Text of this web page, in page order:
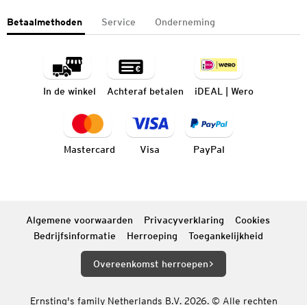
Betaalmethoden Service Onderneming
In de winkel Achteraf betalen iDEAL | Wero
Mastercard Visa PayPal
Algemene voorwaarden Privacyverklaring
Cookies
Bedrijfsinformatie
Herroeping Toegankelijkheid
Overeenkomst herroepen
Ernsting's family Netherlands B.V. 2026. © Alle rechten